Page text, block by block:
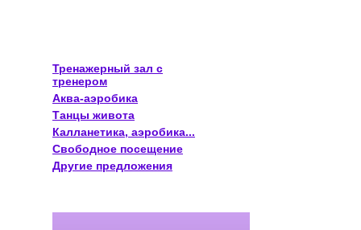
Тренажерный зал с
тренером
Аква-аэробика
Танцы живота
Калланетика, аэробика...
Свободное посещение
Другие предложения